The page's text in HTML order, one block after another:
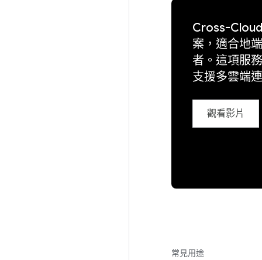
Cross-
案，適合地
者。這項服
支援多雲端
觀看影片
常見用途